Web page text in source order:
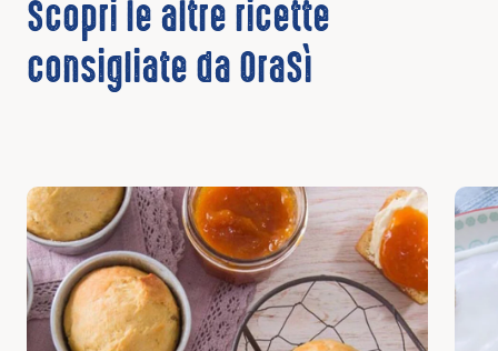
Scopri le altre ricette
consigliate da OraSì
Scopri